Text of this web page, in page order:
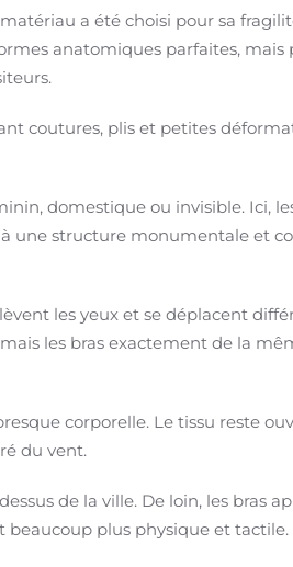
a été choisi pour sa
anatomiques parfaites, mais
coutures, plis et petites
domestique ou invisible. Ici,
une structure monumentale et
les yeux et se déplacent
les bras exactement de la
corporelle. Le tissu reste
du vent.
de la ville. De loin, les bras
beaucoup plus physique et tactile.